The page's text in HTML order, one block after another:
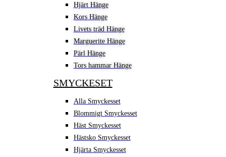
Hjärt Hänge
Kors Hänge
Livets träd Hänge
Marguerite Hänge
Pärl Hänge
Tors hammar Hänge
SMYCKESET
Alla Smyckesset
Blommigt Smyckesset
Häst Smyckesset
Hästsko Smyckesset
Hjärta Smyckesset